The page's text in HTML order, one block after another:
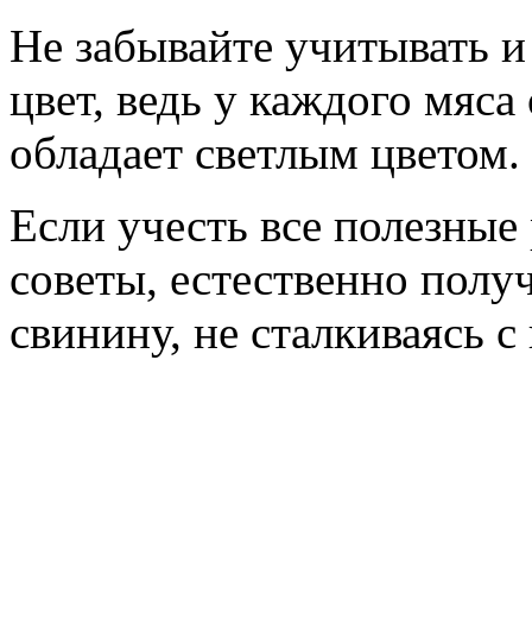
Не забывайте учитывать
цвет, ведь у каждого
обладает светлым цветом.
Если учесть все
советы, естественно
свинину, не сталкиваясь